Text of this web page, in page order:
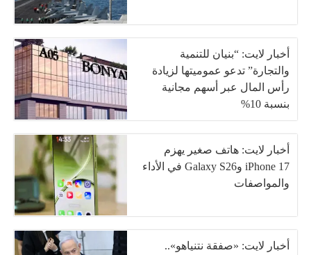
أخبار لايت: “بنيان للتنمية
والتجارة” تدعو عموميتها لزيادة
رأس المال عبر أسهم مجانية
بنسبة 10%
أخبار لايت: هاتف صغير يهزم
iPhone 17 وGalaxy S26 في الأداء
والمواصفات
أخبار لايت: «صفقة نتنياهو»..